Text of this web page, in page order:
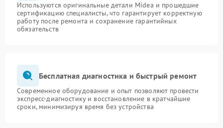
Используются оригинальные детали Midea и прошедшие
сертификацию специалисты, что гарантирует корректную
работу после ремонта и сохранение гарантийных
обязательств
Бесплатная диагностика и быстрый ремонт
Современное оборудование и опыт позволяют провести
экспресс-диагностику и восстановление в кратчайшие
сроки, минимизируя время без устройства